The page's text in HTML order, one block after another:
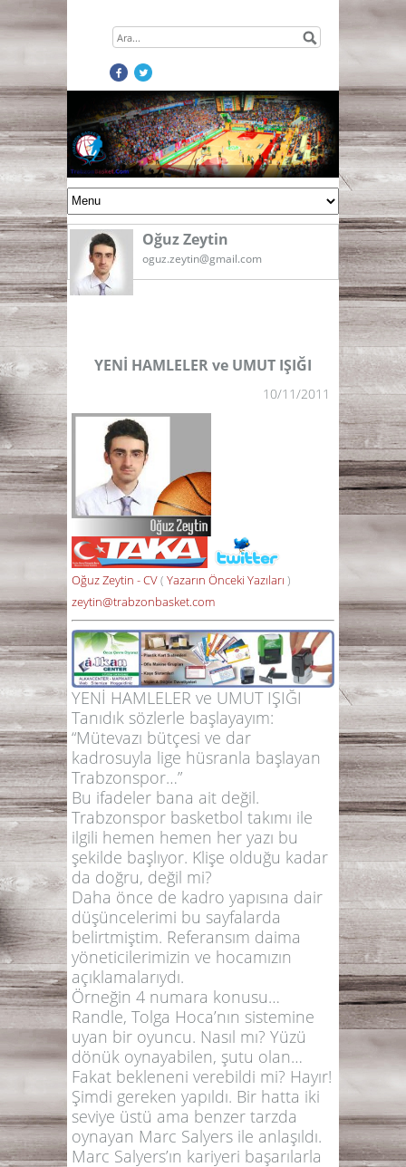
Oğuz Zeytin
oguz.zeytin@gmail.com
YENİ HAMLELER ve UMUT IŞIĞI
10/11/2011
Oğuz Zeytin - CV( Yazarın Önceki Yazıları )
zeytin@trabzonbasket.com
YENİ HAMLELER ve UMUT IŞIĞI
Tanıdık sözlerle başlayayım:
“Mütevazı bütçesi ve dar
kadrosuyla lige hüsranla başlayan
Trabzonspor…”
Bu ifadeler bana ait değil.
Trabzonspor basketbol takımı ile
ilgili hemen hemen her yazı bu
şekilde başlıyor. Klişe olduğu kadar
da doğru, değil mi?
Daha önce de kadro yapısına dair
düşüncelerimi bu sayfalarda
belirtmiştim. Referansım daima
yöneticilerimizin ve hocamızın
açıklamalarıydı.
Örneğin 4 numara konusu…
Randle, Tolga Hoca’nın sistemine
uyan bir oyuncu. Nasıl mı? Yüzü
dönük oynayabilen, şutu olan…
Fakat bekleneni verebildi mi? Hayır!
Şimdi gereken yapıldı. Bir hatta iki
seviye üstü ama benzer tarzda
oynayan Marc Salyers ile anlaşıldı.
Marc Salyers’ın kariyeri başarılarla